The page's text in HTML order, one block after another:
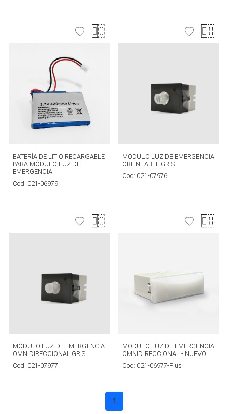
BATERÍA DE LITIO RECARGABLE
PARA MÓDULO LUZ DE
EMERGENCIA
Cod: 021-06979
MÓDULO LUZ DE EMERGENCIA
ORIENTABLE GRIS
Cod: 021-07976
MÓDULO LUZ DE EMERGENCIA
OMNIDIRECCIONAL GRIS
Cod: 021-07977
MODULO LUZ DE EMERGENCIA
OMNIDIRECCIONAL - NUEVO
Cod: 021-06977-Plus
1